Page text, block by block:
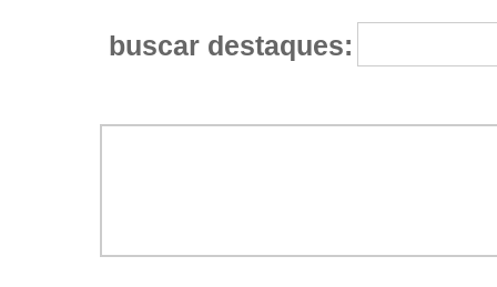
buscar destaques: